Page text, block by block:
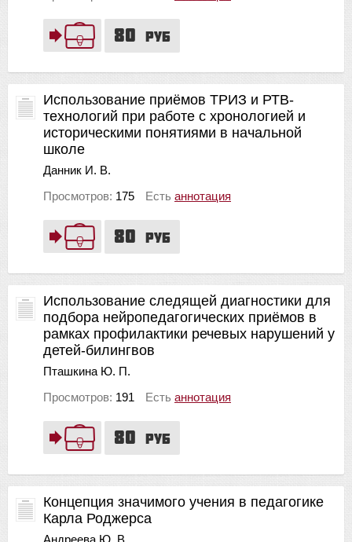
80 руб
80 руб
Использование приёмов ТРИЗ и РТВ-
технологий при работе с хронологией и
историческими понятиями в начальной
школе
Данник И. В.
Просмотров: 175 Есть аннотация
80 руб
Использование следящей диагностики для
подбора нейропедагогических приёмов в
рамках профилактики речевых нарушений у
детей-билингвов
Пташкина Ю. П.
Просмотров: 191 Есть аннотация
Концепция значимого учения в педагогике
Карла Роджерса
Андреева Ю. В.